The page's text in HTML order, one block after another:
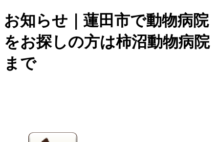
お知らせ｜蓮田市で動物病院
をお探しの方は柿沼動物病院
まで